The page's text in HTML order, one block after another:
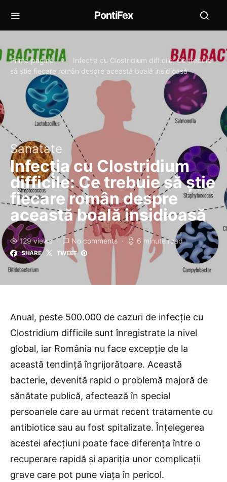
PontiFex
Prima pagină
Infecția cu Clostridium difficile: Ce trebuie
să știe fiecare român despre această boală insidioasă
Sanatate
Infecția cu Clostridium
difficile: Ce trebuie să știe
fiecare român despre
această boală insidioasă
129 views No comments 6 minute read
SHARE TWEET
Anual, peste 500.000 de cazuri de infecție cu
Clostridium difficile sunt înregistrate la nivel
global, iar România nu face excepție de la
această tendință îngrijorătoare. Această
bacterie, devenită rapid o problemă majoră de
sănătate publică, afectează în special
persoanele care au urmat recent tratamente cu
antibiotice sau au fost spitalizate. Înțelegerea
acestei afecțiuni poate face diferența între o
recuperare rapidă și apariția unor complicații
grave care pot pune viața în pericol.